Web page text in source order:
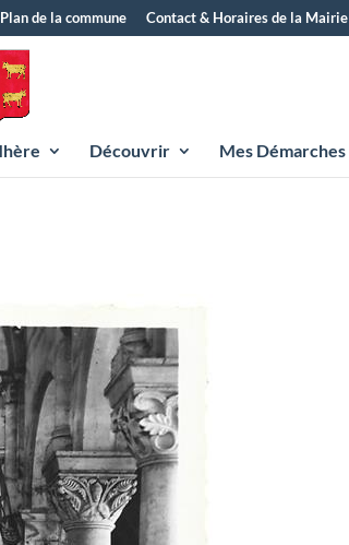
Plan de la commune Contact & Horaires de la Mairie
Découvrir Mes Démarches